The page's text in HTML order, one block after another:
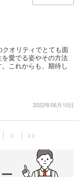
オリティでとても面
愛でる姿やその方法
これからも、期待し
2022年06月10日
> >>